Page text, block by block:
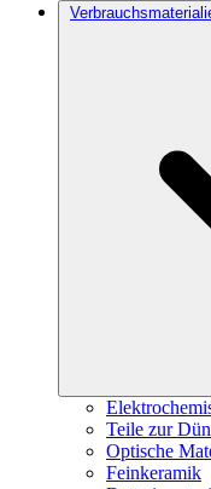
Teile zur
Optische
Feinkeramik